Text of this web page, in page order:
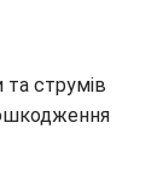
та струмів